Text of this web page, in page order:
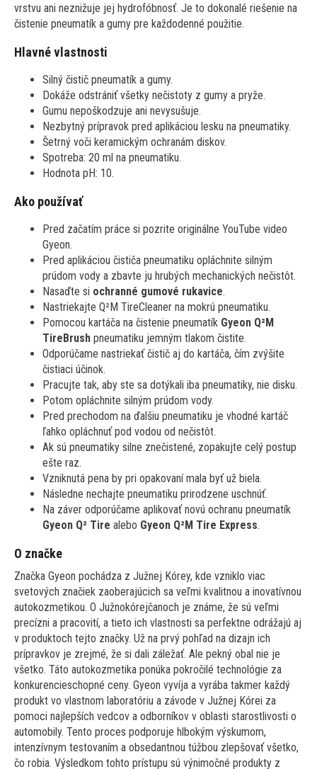
vrstvu ani neznižuje jej hydrofóbnosť. Je to dokonalé riešenie na
čistenie pneumatík a gumy pre každodenné použitie.
Hlavné vlastnosti
Silný čistič pneumatík a gumy.
Dokáže odstrániť všetky nečistoty z gumy a pryže.
Gumu nepoškodzuje ani nevysušuje.
Nezbytný prípravok pred aplikáciou lesku na pneumatiky.
Šetrný voči keramickým ochranám diskov.
Spotreba: 20 ml na pneumatiku.
Hodnota pH: 10.
Ako používať
Pred začatím práce si pozrite originálne YouTube video
Gyeon.
Pred aplikáciou čističa pneumatiku opláchnite silným
prúdom vody a zbavte ju hrubých mechanických nečistôt.
Nasaďte si ochranné gumové rukavice.
Nastriekajte Q²M TireCleaner na mokrú pneumatiku.
Pomocou kartáča na čistenie pneumatík Gyeon Q²M
TireBrush pneumatiku jemným tlakom čistite.
Odporúčame nastriekať čistič aj do kartáča, čím zvýšite
čistiaci účinok.
Pracujte tak, aby ste sa dotýkali iba pneumatiky, nie disku.
Potom opláchnite silným prúdom vody.
Pred prechodom na ďalšiu pneumatiku je vhodné kartáč
ľahko opláchnuť pod vodou od nečistôt.
Ak sú pneumatiky silne znečistené, zopakujte celý postup
ešte raz.
Vzniknutá pena by pri opakovaní mala byť už biela.
Následne nechajte pneumatiku prirodzene uschnúť.
Na záver odporúčame aplikovať novú ochranu pneumatík
Gyeon Q² Tire alebo Gyeon Q²M Tire Express.
O značke
Značka Gyeon pochádza z Južnej Kórey, kde vzniklo viac
svetových značiek zaoberajúcich sa veľmi kvalitnou a inovatívnou
autokozmetikou. O Južnokórejčanoch je známe, že sú veľmi
precízni a pracovití, a tieto ich vlastnosti sa perfektne odrážajú aj
v produktoch tejto značky. Už na prvý pohľad na dizajn ich
prípravkov je zrejmé, že si dali záležať. Ale pekný obal nie je
všetko. Táto autokozmetika ponúka pokročilé technológie za
konkurencieschopné ceny. Gyeon vyvíja a vyrába takmer každý
produkt vo vlastnom laboratóriu a závode v Južnej Kórei za
pomoci najlepších vedcov a odborníkov v oblasti starostlivosti o
automobily. Tento proces podporuje hlbokým výskumom,
intenzívnym testovaním a obsedantnou túžbou zlepšovať všetko,
čo robia. Výsledkom tohto prístupu sú výnimočné produkty z